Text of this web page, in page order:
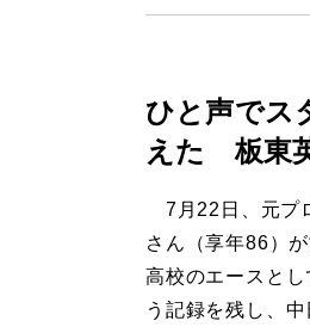
ひと声でス
えた 板東
7月22日、元プ
さん（享年86）
高校のエースと
う記録を残し、